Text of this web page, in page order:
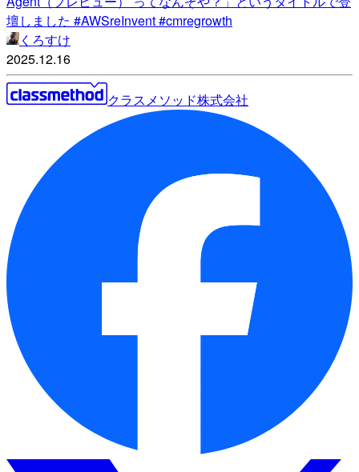
壇しました #AWSreInvent #cmregrowth
くろすけ
2025.12.16
クラスメソッド株式会社